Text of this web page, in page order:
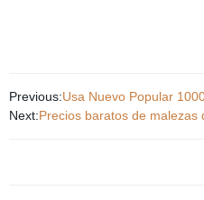
Previous:Usa Nuevo Popular
Next:Precios baratos de